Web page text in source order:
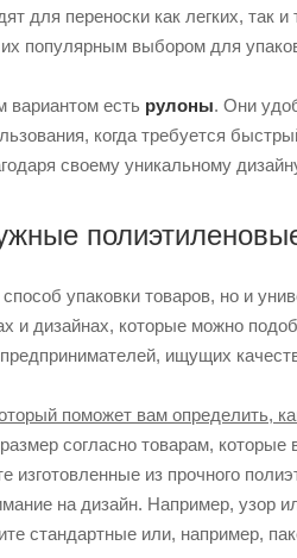
для переноски как легких, так
популярным выбором для
вариантом есть рулоны. Они
когда требуется
своему уникальному
упаковки товаров, но и
и ​​дизайнах, которые можно
ищущих
поможет вам определить,
согласно товарам, которые
изготовленные из прочного
на дизайн. Например, узор
стандартные или, например,